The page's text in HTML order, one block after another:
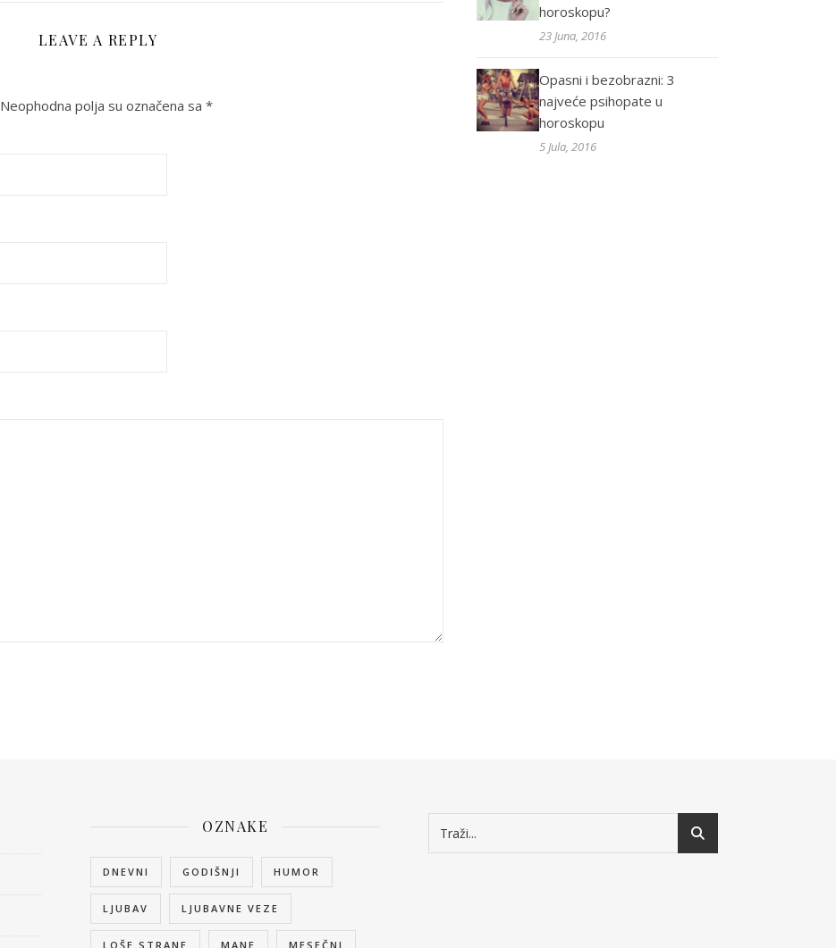
LEAVE A REPLY
Neophodna polja su označena sa *
horoskopu?
23 Juna, 2016
Opasni i bezobrazni: 3
najveće psihopate u
horoskopu
5 Jula, 2016
OZNAKE
DNEVNI GODIŠNJI HUMOR
LJUBAV LJUBAVNE VEZE
LOŠE STRANE MANE MESEČNI